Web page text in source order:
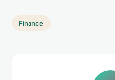
Finance